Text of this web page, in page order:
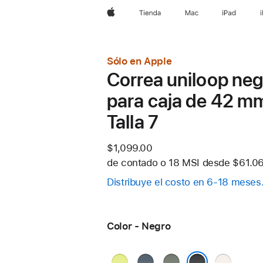
AppleTienda Mac iPad
Sólo en Apple
Correa uniloop
para caja de 42
Talla 7
$1,099.00
de contado o 18 MSI desde
Distribuye el costo en 6-18 meses.
Color - Negro
AmarilloAzul
Gris
Rosa